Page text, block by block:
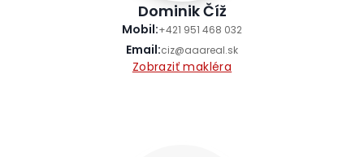
Dominik Číž
Mobil:+421 951 468 032
Email:ciz@aaareal.sk
Zobraziť makléra